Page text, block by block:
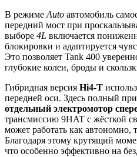
В режиме Auto автомобиль
передний мост при
выборе 4L включается
блокировки и адаптируется
Это позволяет Tank 400
глубокие колеи, броды и
Гибридная версия Hi4-T
передней оси. Здесь полный
отдельный электромотор
трансмиссию 9HAT с жёсткой
может работать как автономно,
Благодаря этому крутящий
что особенно эффективно на